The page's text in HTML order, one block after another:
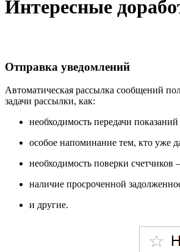
Интересные
Отправка уведомлений
Автоматическая рассылка сообщений
задачи рассылки, как:
необходимость передачи
особое напоминание тем, кто уже
необходимость поверки счетчиков
наличие просроченной
и другие.